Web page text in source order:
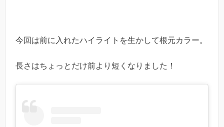
今回は前に入れたハイライトを生かして根元カラー。
長さはちょっとだけ前より短くなりました！